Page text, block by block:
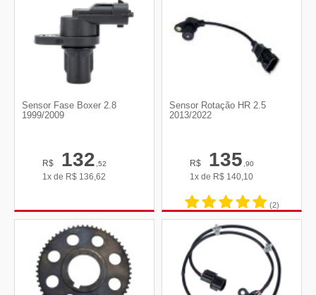
Sensor Fase Boxer 2.8
1999/2009
R$ 132,52
1x de R$ 136,62
Sensor Rotação HR 2.5
2013/2022
R$ 135,90
1x de R$ 140,10
(2)